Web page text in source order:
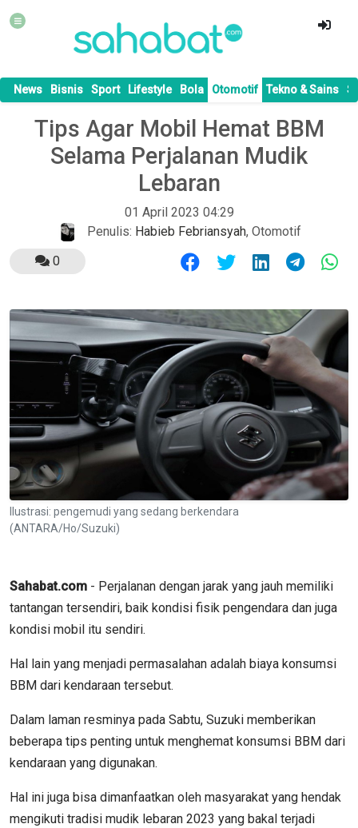
News Bisnis Sport Lifestyle Bola Otomotif Tekno & Sains
Tips Agar Mobil Hemat BBM
Selama Perjalanan Mudik
Lebaran
01 April 2023 04:29
Penulis: Habieb Febriansyah, Otomotif
0
Ilustrasi: pengemudi yang sedang berkendara
(ANTARA/Ho/Suzuki)
Sahabat.com - Perjalanan dengan jarak yang jauh memiliki
tantangan tersendiri, baik kondisi fisik pengendara dan juga
kondisi mobil itu sendiri.
Hal lain yang menjadi permasalahan adalah biaya konsumsi
BBM dari kendaraan tersebut.
Dalam laman resminya pada Sabtu, Suzuki memberikan
beberapa tips penting untuk menghemat konsumsi BBM dari
kendaraan yang digunakan.
Hal ini juga bisa dimanfaatkan oleh masyarakat yang hendak
mengikuti tradisi mudik lebaran 2023 yang bakal terjadi